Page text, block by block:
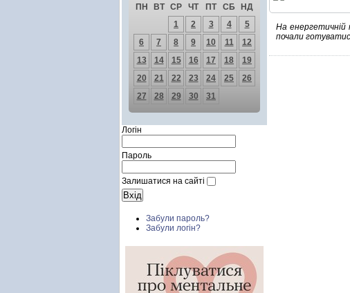
ПН ВТ СР ЧТ ПТ СБ
НД
1
2 3 4
5
6
7 8 9 10 11
12
13
14 15 16 17 18
19
20
21 22 23 24 25
26
27
28 29 30 31
Логін
Пароль
Залишатися на сайті
Забули пароль?
Забули логін?
На енергетичній
почали